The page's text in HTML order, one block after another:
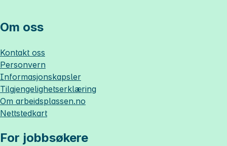
Om oss
Kontakt oss
Personvern
Informasjonskapsler
Tilgjengelighetserklæring
Om arbeidsplassen.no
Nettstedkart
For jobbsøkere